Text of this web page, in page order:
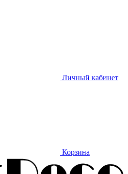
Личный кабинет
Корзина